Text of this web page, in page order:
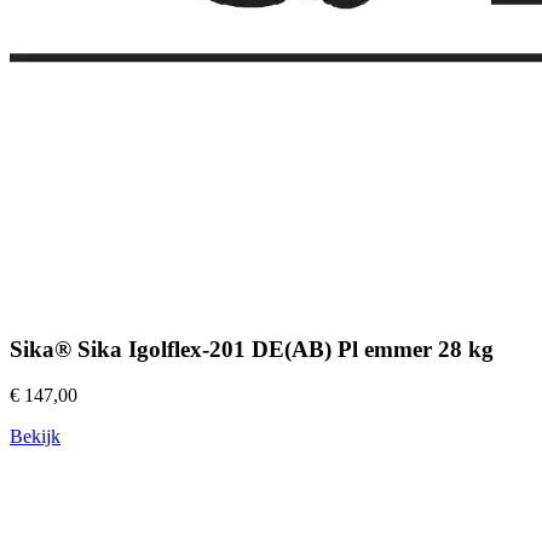
Sika® Sika Igolflex-201 DE(AB) Pl emmer 28 kg
€ 147,00
Bekijk